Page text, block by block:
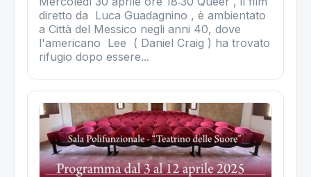
diretto da Luca Guadagnino , è ambientato
a Città del Messico negli anni 40, dove
l'americano Lee ( Daniel Craig ) ha trovato
rifugio dopo essere...